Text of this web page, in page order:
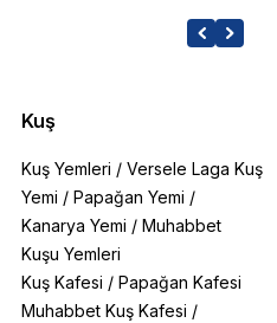
Kuş
Kuş Yemleri / Versele Laga Kuş
Yemi / Papağan Yemi /
Kanarya Yemi / Muhabbet
Kuşu Yemleri
Kuş Kafesi / Papağan Kafesi
Muhabbet Kuş Kafesi /